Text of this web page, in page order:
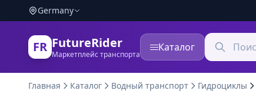
Germany
FR FutureRider
Маркетплейс транспорта
Каталог
Главная Каталог Водный транспорт Гидроциклы